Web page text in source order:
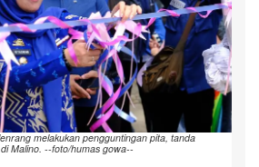
melakukan pengguntingan pita, tanda
Malino. --foto/humas gowa--